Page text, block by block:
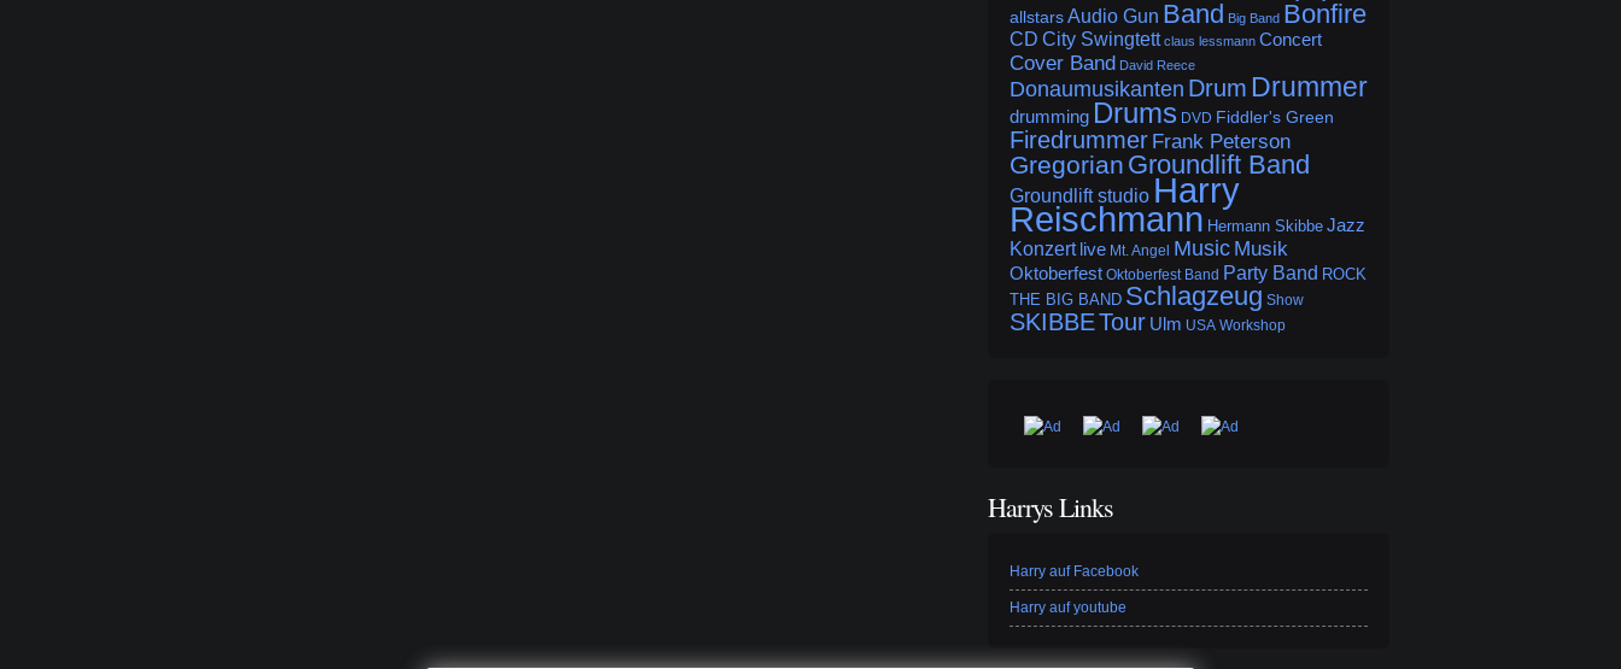
allstarsAudio Gun Band Big Band Bonfire
CD City Swingtett claus lessmann Concert
Cover Band David Reece
Donaumusikanten Drum Drummer
drumming Drums DVD Fiddler's Green
Firedrummer Frank Peterson
Gregorian Groundlift Band
Groundlift studio Harry
Reischmann Hermann Skibbe Jazz
Konzert live Mt. Angel Music Musik
Oktoberfest Oktoberfest Band Party Band ROCK
THE BIG BAND Schlagzeug Show
SKIBBETour Ulm USA Workshop
Harrys Links
Harry auf Facebook
Harry auf youtube